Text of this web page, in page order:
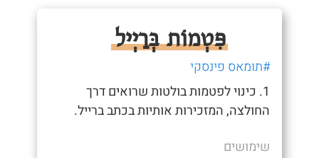
פִּטְמוֹת בְּרַיְיל
#תומאס פינסקי
1. כינוי לפטמות בולטות שרואים דרך
החולצה, המזכירות אותיות בכתב ברייל.
שימושים